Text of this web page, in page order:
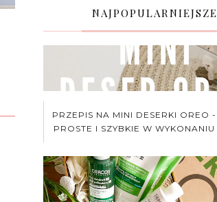
NAJPOPULARNIEJSZE
PRZEPIS NA MINI DESERKI OREO -
PROSTE I SZYBKIE W WYKONANIU